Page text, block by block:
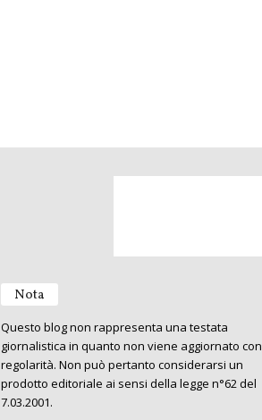
Nota
Questo blog non rappresenta una testata
giornalistica in quanto non viene aggiornato con
regolarità. Non può pertanto considerarsi un
prodotto editoriale ai sensi della legge n°62 del
7.03.2001.